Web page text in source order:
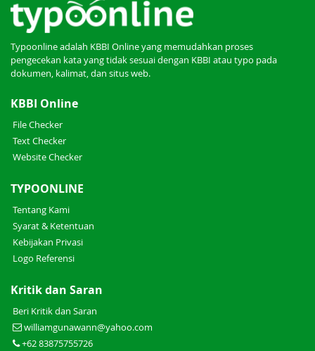
Typoonline adalah KBBI Online yang memudahkan proses
pengecekan kata yang tidak sesuai dengan KBBI atau typo pada
dokumen, kalimat, dan situs web.
KBBI Online
File Checker
Text Checker
Website Checker
TYPOONLINE
Tentang Kami
Syarat & Ketentuan
Kebijakan Privasi
Logo Referensi
Kritik dan Saran
Beri Kritik dan Saran
williamgunawann@yahoo.com
+62 83875755726